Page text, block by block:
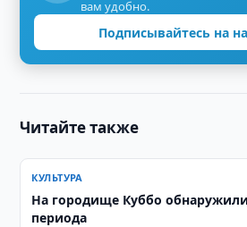
вам удобно.
Подписывайтесь на
Читайте также
КУЛЬТУРА
На городище Куббо
периода